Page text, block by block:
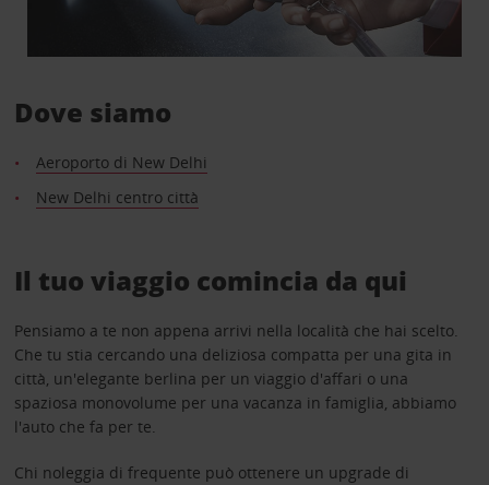
Dove siamo
Aeroporto di New Delhi
New Delhi centro città
Il tuo viaggio comincia da qui
Pensiamo a te non appena arrivi nella località che hai scelto.
Che tu stia cercando una deliziosa compatta per una gita in
città, un'elegante berlina per un viaggio d'affari o una
spaziosa monovolume per una vacanza in famiglia, abbiamo
l'auto che fa per te.
Chi noleggia di frequente può ottenere un upgrade di